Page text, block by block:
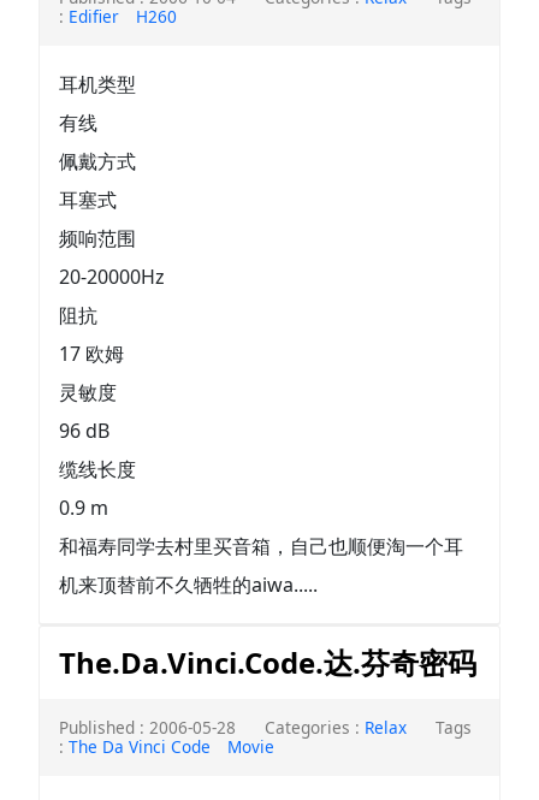
: Edifier H260
耳机类型
有线
佩戴方式
耳塞式
频响范围
20-20000Hz
阻抗
17 欧姆
灵敏度
96 dB
缆线长度
0.9 m
和福寿同学去村里买音箱，自己也顺便淘一个耳
机来顶替前不久牺牲的aiwa.....
The.Da.Vinci.Code.达.芬奇密码
Published : 2006-05-28 Categories : Relax
Tags
: The Da Vinci Code Movie